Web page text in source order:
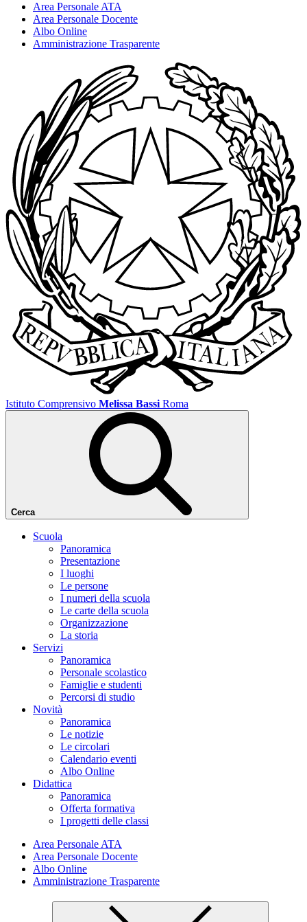
Area Personale ATA
Area Personale Docente
Albo Online
Amministrazione Trasparente
Istituto Comprensivo Melissa Bassi Roma
Cerca
Scuola
Panoramica
Presentazione
I luoghi
Le persone
I numeri della scuola
Le carte della scuola
Organizzazione
La storia
Servizi
Panoramica
Personale scolastico
Famiglie e studenti
Percorsi di studio
Novità
Panoramica
Le notizie
Le circolari
Calendario eventi
Albo Online
Didattica
Panoramica
Offerta formativa
I progetti delle classi
Area Personale ATA
Area Personale Docente
Albo Online
Amministrazione Trasparente